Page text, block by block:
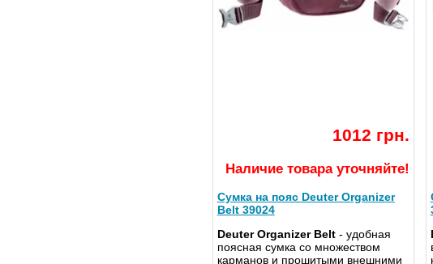
1012 грн.
Наличие товара уточняйте!
Сумка на пояс Deuter Organizer
Belt 39024
Deuter Organizer Belt- удобная
поясная сумка со множеством
карманов и прошитыми внешними